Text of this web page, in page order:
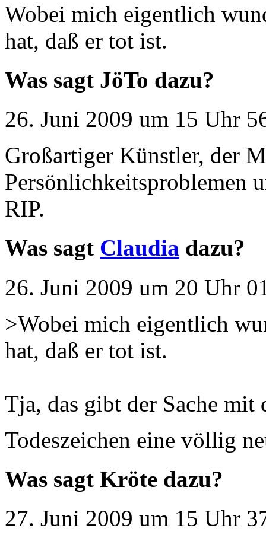
Wobei mich eigentlich
hat, daß er tot ist.
Was sagt JöTo dazu?
26. Juni 2009 um 15 Uhr
Großartiger Künstler, der
Persönlichkeitsproblemen
RIP.
Was sagt Claudia dazu?
26. Juni 2009 um 20 Uhr
>Wobei mich eigentlich
hat, daß er tot ist.
Tja, das gibt der Sache mit
Todeszeichen eine völlig
Was sagt Kröte dazu?
27. Juni 2009 um 15 Uhr